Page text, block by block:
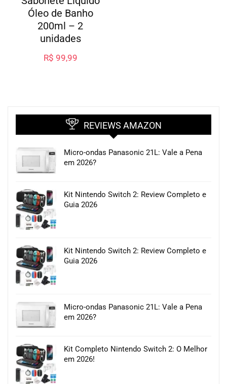
Óleo de Banho
200ml – 2
unidades
R$ 99,99
REVIEWS AMAZON
Micro-ondas Panasonic 21L: Vale a Pena
em 2026?
Kit Nintendo Switch 2: Review Completo e
Guia 2026
Kit Nintendo Switch 2: Review Completo e
Guia 2026
Micro-ondas Panasonic 21L: Vale a Pena
em 2026?
Kit Completo Nintendo Switch 2: O Melhor
em 2026!